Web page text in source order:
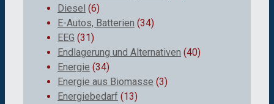
Diesel (6)
E-Autos, Batterien (34)
EEG (31)
Endlagerung und Alternativen (40)
Energie (34)
Energie aus Biomasse (3)
Energiebedarf (13)